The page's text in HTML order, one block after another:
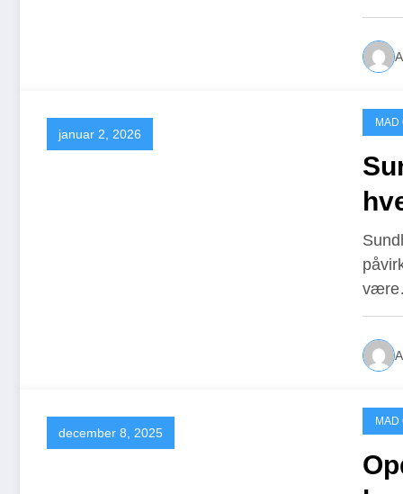
januar 2, 2026
MAD
december 8, 2025
MAD